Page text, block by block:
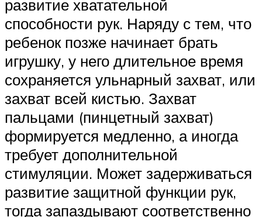
развитие хватательной
способности рук. Наряду с тем, что
ребенок позже начинает брать
игрушку, у него длительное время
сохраняется ульнарный захват, или
захват всей кистью. Захват
пальцами (пинцетный захват)
формируется медленно, а иногда
требует дополнительной
стимуляции. Может задерживаться
развитие защитной функции рук,
тогда запаздывают соответственно